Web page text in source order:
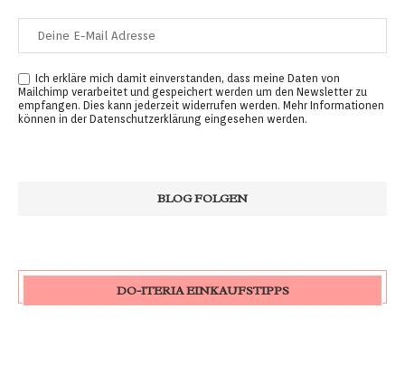
Ich erkläre mich damit einverstanden, dass meine Daten von
Mailchimp verarbeitet und gespeichert werden um den Newsletter zu
empfangen. Dies kann jederzeit widerrufen werden. Mehr Informationen
können in der Datenschutzerklärung eingesehen werden.
DO-ITERIA EINKAUFSTIPPS